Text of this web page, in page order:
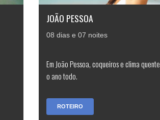
JOÃO PESSOA
08 dias e 07 noites
Em João Pessoa, coqueiros e clima quente
o ano todo.
ROTEIRO